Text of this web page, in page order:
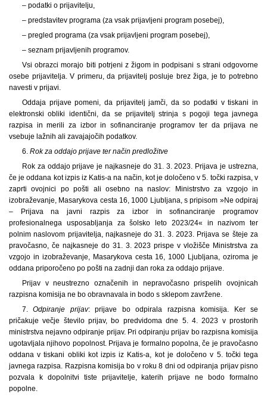
– podatki o prijavitelju,
– predstavitev programa (za vsak prijavljeni program posebej),
– pregled programa (za vsak prijavljeni program posebej),
– seznam prijavljenih programov.
Vsi obrazci morajo biti potrjeni z žigom in podpisani s strani odgovorne
osebe prijavitelja. V primeru, da prijavitelj posluje brez žiga, je to potrebno
navesti v prijavi.
Oddaja prijave pomeni, da prijavitelj jamči, da so podatki v tiskani in
elektronski obliki identični, da se prijavitelj strinja s pogoji tega javnega
razpisa in merili za izbor in sofinanciranje programov ter da prijava ne
vsebuje lažnih ali zavajajočih podatkov.
6. Rok za oddajo prijave ter način predložitve
Rok za oddajo prijave je najkasneje do 31. 3. 2023. Prijava je ustrezna,
če je oddana kot izpis iz Katis-a na način, kot je določeno v 5. točki razpisa, v
zaprti ovojnici po pošti ali osebno na naslov: Ministrstvo za vzgojo in
izobraževanje, Masarykova cesta 16, 1000 Ljubljana, s pripisom »Ne odpiraj
– Prijava na javni razpis za izbor in sofinanciranje programov
profesionalnega usposabljanja za šolsko leto 2023/24« in nazivom ter
polnim naslovom prijavitelja, najkasneje do 31. 3. 2023. Prijava se šteje za
pravočasno, če najkasneje do 31. 3. 2023 prispe v vložišče Ministrstva za
vzgojo in izobraževanje, Masarykova cesta 16, 1000 Ljubljana, oziroma je
oddana priporočeno po pošti na zadnji dan roka za oddajo prijave.
Prijav v neustrezno označenih in nepravočasno prispelih ovojnicah
razpisna komisija ne bo obravnavala in bodo s sklepom zavržene.
7.Odpiranje prijav: prijave bo odpirala razpisna komisija. Ker se
pričakuje večje število prijav, bo predvidoma dne 5. 4. 2023 v prostorih
ministrstva nejavno odpiranje prijav. Pri odpiranju prijav bo razpisna komisija
ugotavljala njihovo popolnost. Prijava je formalno popolna, če je pravočasno
oddana v tiskani obliki kot izpis iz Katis-a, kot je določeno v 5. točki tega
javnega razpisa. Razpisna komisija bo v roku 8 dni od odpiranja prijav pisno
pozvala k dopolnitvi tiste prijavitelje, katerih prijave ne bodo formalno
popolne.